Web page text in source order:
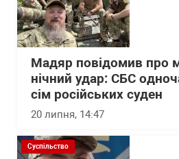
Мадяр повідомив про
нічний удар: СБС
сім російських суден
20 липня, 14:47
Суспільство